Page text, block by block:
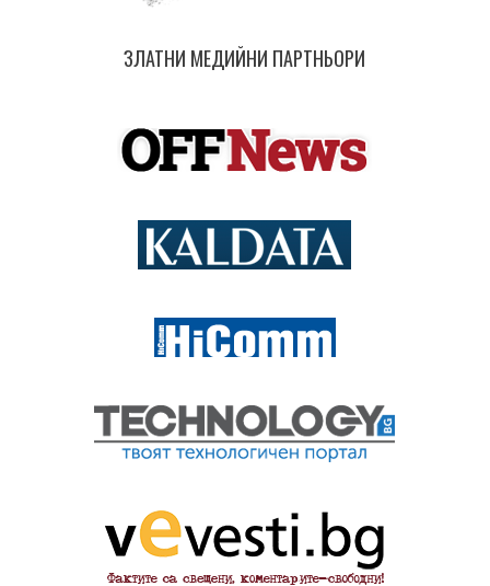
ЗЛАТНИ МЕДИЙНИ ПАРТНЬОРИ